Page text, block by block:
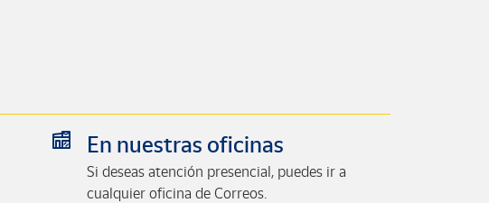
En nuestras oficinas
Si deseas atención presencial, puedes ir a
cualquier oficina de Correos.